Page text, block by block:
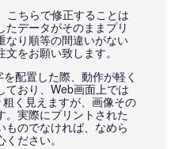
こちらで修正することは
たデータがそのままプリ
なり順等の間違いがない
をお願い致します。
配置した際、動作が軽く
ており、Web画面上では
く見えますが、画像その
。実際にプリントされた
ものでなければ、なめら
ださい。